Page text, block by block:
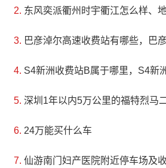
题。
东风奕派衢州时宇衢江怎么样、
巴彦淖尔高速收费站有哪些，巴
S4新洲收费站B属于哪里，S4新
深圳1年以内5万公里的福特烈马
24万能买什么车
仙游南门妇产医院附近停车场及